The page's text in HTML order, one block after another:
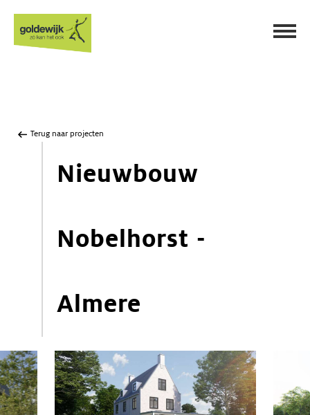
Terug naar projecten
Nieuwbouw
Nobelhorst -
Almere